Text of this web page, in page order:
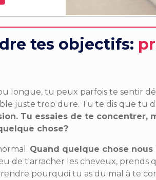
tes objectifs: p
longue, tu peux parfois te sentir
juste trop dure. Tu te dis que tu
Tu essaies de te concentrer,
chose?
Quand quelque chose
de t'arracher les cheveux, prends
pourquoi tu as du mal à te